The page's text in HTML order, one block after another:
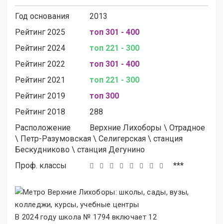
Год основания
2013
Рейтинг 2025
топ 301 - 400
Рейтинг 2024
топ 221 - 300
Рейтинг 2022
топ 301 - 400
Рейтинг 2021
топ 221 - 300
Рейтинг 2019
топ 300
Рейтинг 2018
288
Расположение
Верхние Лихоборы \ Отрадное
\ Петр-Разумовская \ Селигерская \ станция
Бескудниково \ станция Дегунино
Проф. классы
***
В 2024 году школа № 1794 включает 12